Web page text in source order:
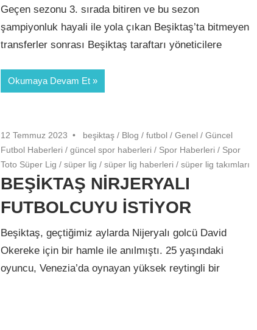
Geçen sezonu 3. sırada bitiren ve bu sezon
şampiyonluk hayali ile yola çıkan Beşiktaş’ta bitmeyen
transferler sonrası Beşiktaş taraftarı yöneticilere
Okumaya Devam Et
12 Temmuz 2023 beşiktaş / Blog /futbol /Genel /Güncel
Futbol Haberleri /güncel spor haberleri / Spor Haberleri / Spor
Toto Süper Lig /süper lig /süper lig haberleri /süper lig takımları
BEŞİKTAŞ NİRJERYALI
FUTBOLCUYU İSTİYOR
Beşiktaş, geçtiğimiz aylarda Nijeryalı golcü David
Okereke için bir hamle ile anılmıştı. 25 yaşındaki
oyuncu, Venezia’da oynayan yüksek reytingli bir